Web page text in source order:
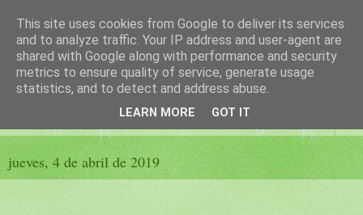
El sueño de las palabras
PÁGINA LITERARIA DE FELISA MORENO
jueves, 4 de abril de 2019
This site uses cookies from Google to deliver its services
and to analyze traffic. Your IP address and user-agent are
shared with Google along with performance and security
metrics to ensure quality of service, generate usage
statistics, and to detect and address abuse.
LEARN MORE GOT IT